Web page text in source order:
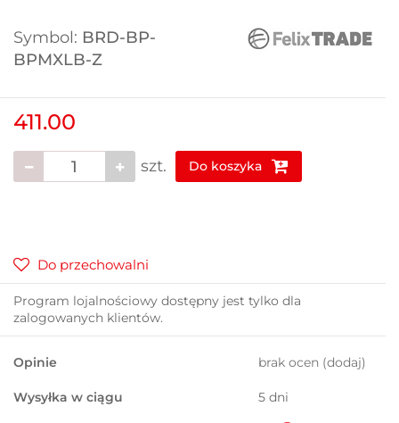
Symbol: BRD-BP-
BPMXLB-Z
411.00
szt. Do koszyka
Do przechowalni
Program lojalnościowy dostępny jest tylko dla
zalogowanych klientów.
Opinie brak ocen (dodaj)
Wysyłka w ciągu 5 dni